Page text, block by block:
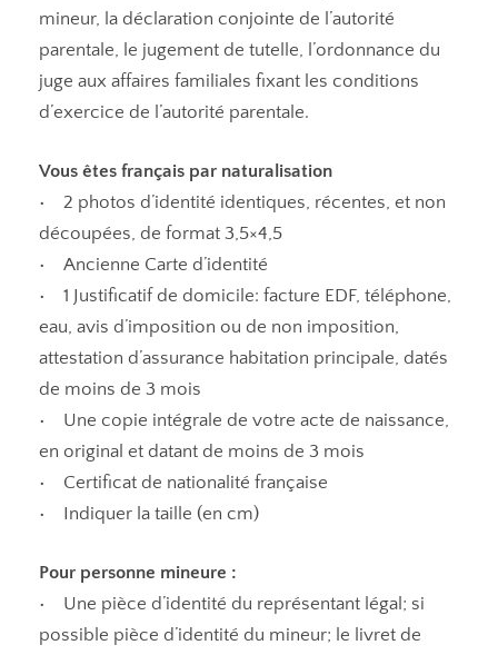
mineur, la déclaration conjointe de l’autorité
parentale, le jugement de tutelle, l’ordonnance du
juge aux affaires familiales fixant les conditions
d’exercice de l’autorité parentale.
Vous êtes français par naturalisation
• 2 photos d’identité identiques, récentes, et non
découpées, de format 3,5×4,5
• Ancienne Carte d’identité
• 1 Justificatif de domicile: facture EDF, téléphone,
eau, avis d’imposition ou de non imposition,
attestation d’assurance habitation principale, datés
de moins de 3 mois
• Une copie intégrale de votre acte de naissance,
en original et datant de moins de 3 mois
• Certificat de nationalité française
• Indiquer la taille (en cm)
Pour personne mineure :
• Une pièce d’identité du représentant légal; si
possible pièce d’identité du mineur; le livret de